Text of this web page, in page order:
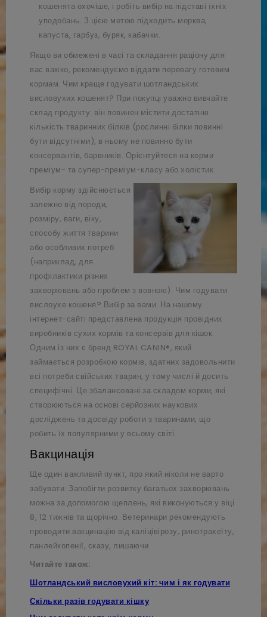
кошенята охочіше, і робіть вибір на підставі їхніх
уподобань. З цією метою підходить морква,
капуста, гарбуз, буряк, кабачки.
Якщо ви обмежені в часі та складання раціону для
вас важко, рекомендуємо віддати перевагу готовим
кормам. Чим краще годувати шотландських
висловухих кошенят? При покупці уважно вивчайте
склад продукту: він повинен містити достатню
кількість тваринних білків (рослинні білки повинні
бути відсутніми), в ньому не повинно бути
консервантів, барвників. Орієнтуйтеся на корми
преміум- та супер-преміум-класу або холістик.
Вибір корму здійснюється
залежно від породи,
розміру, ваги, віку,
способу життя тварини
або особливих потреб
(наприклад, для
профілактики різних
захворювань або проблем з вовною). Чим годувати
вислоухе кошеня? Вибір за вами. На нашому
інтернет-сайті представлена продукція провідних
виробників сухих кормів та консервів для кішок.
Одним із них є бренд ROYAL CANIN®, який
займається розробкою кормів, здатних задовольнити
всі потреби свійських тварин, у тому числі й досить
специфічні. Це збалансовані за складом корми, які
створюються на основі серйозних наукових
досліджень та досвіду роботи з тваринами, що
робить їх популярними у всьому світі.
Вакцинація
Ще один важливий пункт, про який ніколи не варто
забувати. Запобігти розвитку багатьох захворювань
можна за допомогою щеплень, які виконуються у віці
8, 12 тижнів та щорічно. Ветеринари рекомендують
проводити вакцинацію від каліцівірозу, ринотрахеїту,
панлейкопенії, сказу, лишаючи.
Читайте також:
Шотландський висловухий кіт: чим і як годувати
Скільки разів годувати кішку